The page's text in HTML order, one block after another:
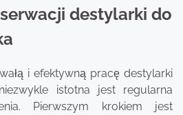
destylarki do
i efektywną pracę destylarki
istotna jest regularna
Pierwszym krokiem jest